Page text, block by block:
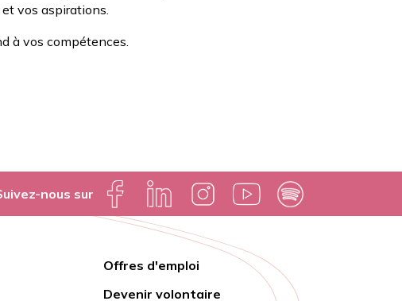
vos aspirations.
à vos compétences.
nous sur
Lien
Offres d'emploi
Devenir volontaire